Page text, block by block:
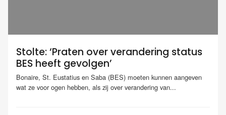
Stolte: ‘Praten over verandering status
BES heeft gevolgen’
Bonaire, St. Eustatius en Saba (BES) moeten kunnen aangeven
wat ze voor ogen hebben, als zij over verandering van...